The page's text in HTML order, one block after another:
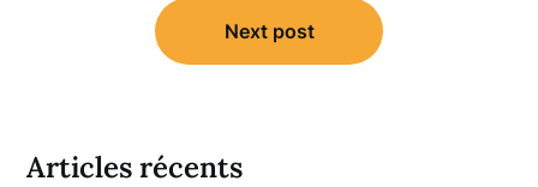
Next post
Articles récents